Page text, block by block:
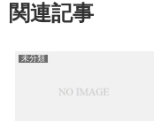
関連記事
未分類